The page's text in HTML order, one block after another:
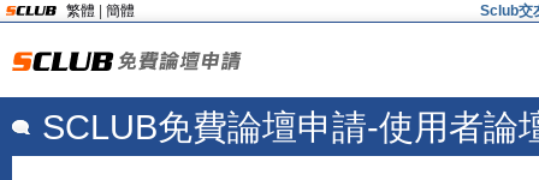
繁體 簡體 Sclub交
SCLUB免費論壇申請-使用者論